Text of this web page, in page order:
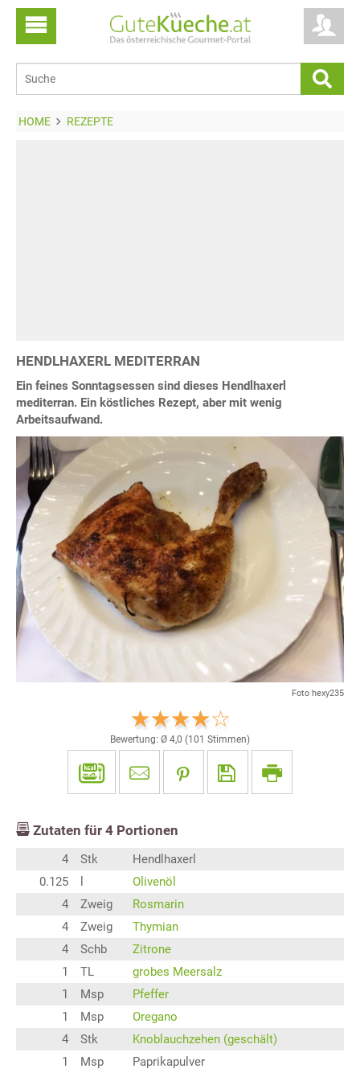
HOME REZEPTE
HENDLHAXERL MEDITERRAN
Ein feines Sonntagsessen sind dieses Hendlhaxerl
mediterran. Ein köstliches Rezept, aber mit wenig
Arbeitsaufwand.
Foto hexy235
Bewertung: Ø 4,0 (101 Stimmen)
Zutaten für 4 Portionen
4 Stk
Hendlhaxerl
0.125
Olivenöl
4
Zweig
Rosmarin
4
Zweig
Thymian
4
Schb
Zitrone
1
TL
grobes Meersalz
1
Msp
Pfeffer
1
Msp
Oregano
4
Stk
Knoblauchzehen (geschält)
1
Msp Paprikapulver